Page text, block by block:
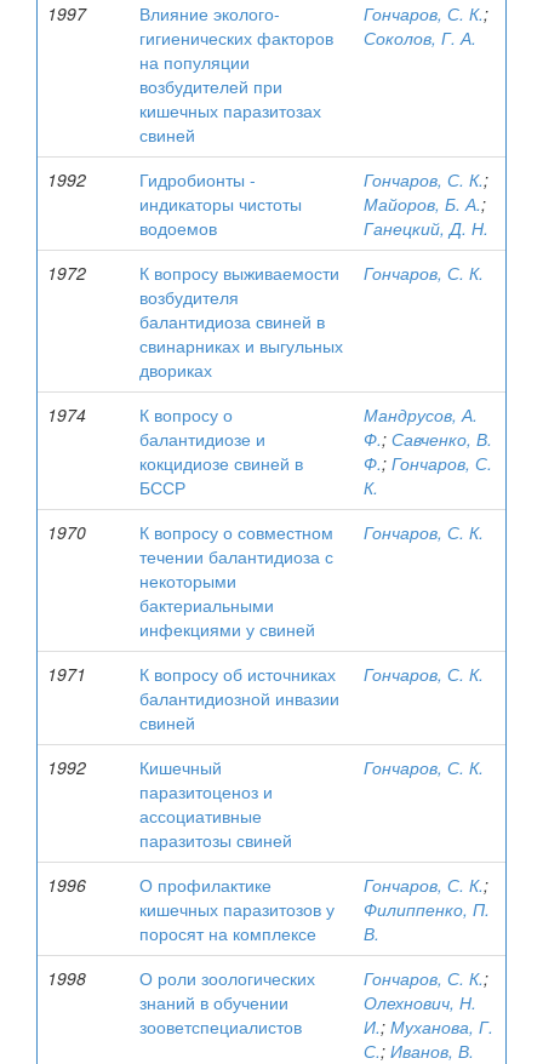
1997
Влияние эколого-
гигиенических факторов
на популяции
возбудителей при
кишечных паразитозах
свиней
Гончаров, С. К.;
Соколов, Г. А.
1992
Гидробионты -
индикаторы чистоты
водоемов
Гончаров, С. К.;
Майоров, Б. А.;
Ганецкий, Д. Н.
1972
К вопросу выживаемости
возбудителя
балантидиоза свиней в
свинарниках и выгульных
двориках
Гончаров, С. К.
1974
К вопросу о
балантидиозе и
кокцидиозе свиней в
БССР
Мандрусов, А.
Ф.; Савченко, В.
Ф.; Гончаров, С.
К.
1970
К вопросу о совместном
течении балантидиоза с
некоторыми
бактериальными
инфекциями у свиней
Гончаров, С. К.
1971
К вопросу об источниках
балантидиозной инвазии
свиней
Гончаров, С. К.
1992
Кишечный
паразитоценоз и
ассоциативные
паразитозы свиней
Гончаров, С. К.
1996
О профилактике
кишечных паразитозов у
поросят на комплексе
Гончаров, С. К.;
Филиппенко, П.
В.
1998
О роли зоологических
знаний в обучении
зооветспециалистов
Гончаров, С. К.;
Олехнович, Н.
И.; Муханова, Г.
С.; Иванов, В.